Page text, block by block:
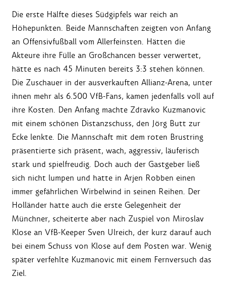
Die erste Hälfte dieses Südgipfels war reich an
Höhepunkten. Beide Mannschaften zeigten von Anfang
an Offensivfußball vom Allerfeinsten. Hätten die
Akteure ihre Fülle an Großchancen besser verwertet,
hätte es nach 45 Minuten bereits 3:3 stehen können.
Die Zuschauer in der ausverkauften Allianz-Arena, unter
ihnen mehr als 6.500 VfB-Fans, kamen jedenfalls voll auf
ihre Kosten. Den Anfang machte Zdravko Kuzmanovic
mit einem schönen Distanzschuss, den Jörg Butt zur
Ecke lenkte. Die Mannschaft mit dem roten Brustring
präsentierte sich präsent, wach, aggressiv, läuferisch
stark und spielfreudig. Doch auch der Gastgeber ließ
sich nicht lumpen und hatte in Arjen Robben einen
immer gefährlichen Wirbelwind in seinen Reihen. Der
Holländer hatte auch die erste Gelegenheit der
Münchner, scheiterte aber nach Zuspiel von Miroslav
Klose an VfB-Keeper Sven Ulreich, der kurz darauf auch
bei einem Schuss von Klose auf dem Posten war. Wenig
später verfehlte Kuzmanovic mit einem Fernversuch das
Ziel.